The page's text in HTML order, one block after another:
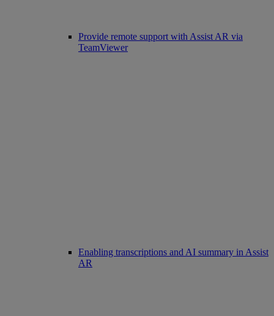
Provide remote support with Assist AR via
TeamViewer
Enabling transcriptions and AI summary in Assist
AR